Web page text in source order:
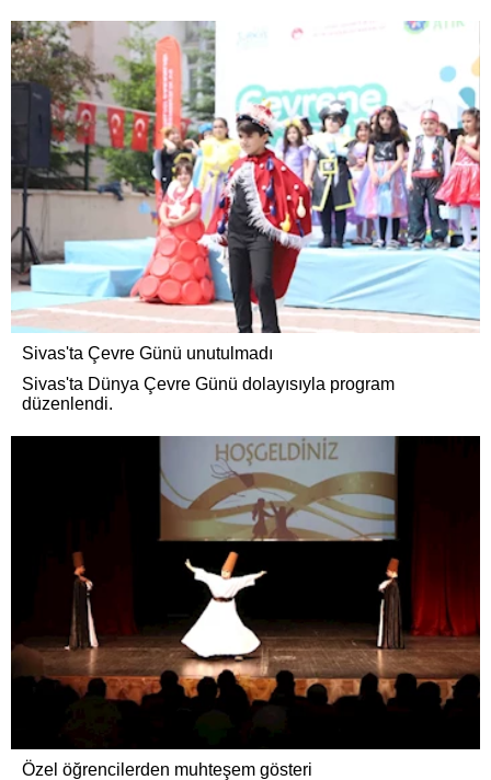
Sivas'ta Çevre Günü unutulmadı
Sivas'ta Dünya Çevre Günü dolayısıyla program
düzenlendi.
Özel öğrencilerden muhteşem gösteri